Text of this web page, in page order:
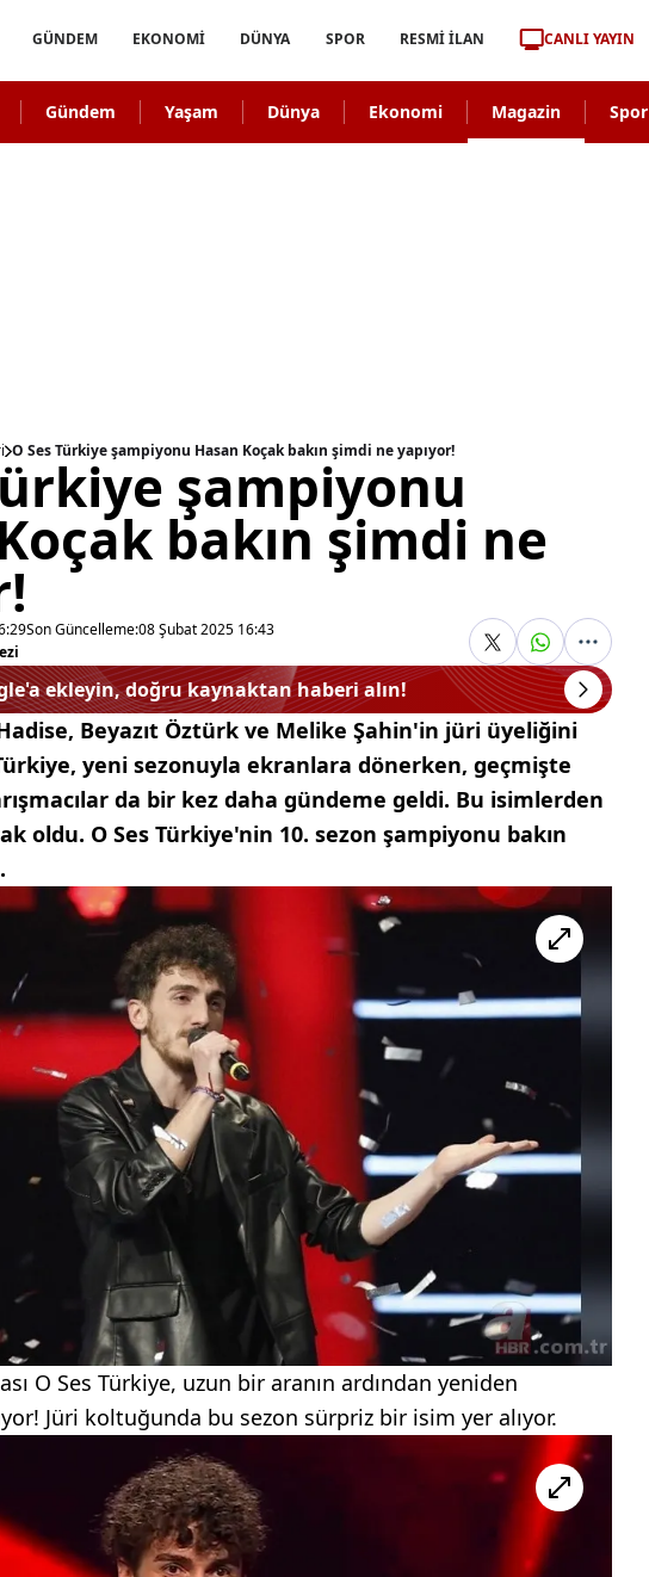
GÜNDEM EKONOMİ DÜNYA SPOR RESMİ İLAN CANLI YAYIN
Gündem Yaşam Dünya Ekonomi Magazin Spor
O Ses Türkiye şampiyonu Hasan Koçak bakın şimdi ne yapıyor!
şampiyonu
bakın şimdi ne
Son Güncelleme:08 Şubat 2025 16:43
ekleyin, doğru kaynaktan haberi alın!
Beyazıt Öztürk ve Melike Şahin'in jüri üyeliğini
yeni sezonuyla ekranlara dönerken, geçmişte
da bir kez daha gündeme geldi. Bu isimlerden
oldu. O Ses Türkiye'nin 10. sezon şampiyonu bakın
O Ses Türkiye, uzun bir aranın ardından yeniden
Jüri koltuğunda bu sezon sürpriz bir isim yer alıyor.